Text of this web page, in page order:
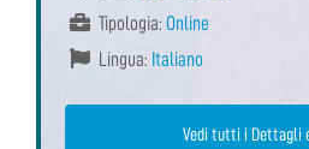
Tipologia: Online
Lingua: Italiano
Vedi tutti i Dettagli